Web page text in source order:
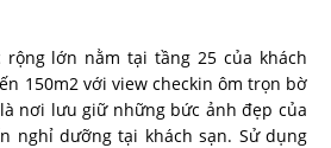
lớn nằm tại tầng 25 của khách
150m2 với view checkin ôm trọn bờ
nơi lưu giữ những bức ảnh đẹp của
nghỉ dưỡng tại khách sạn. Sử dụng